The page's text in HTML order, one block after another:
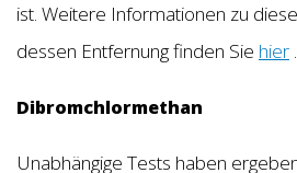
ist. Weitere Informationen zu
dessen Entfernung finden Sie hier .
Dibromchlormethan
Unabhängige Tests haben